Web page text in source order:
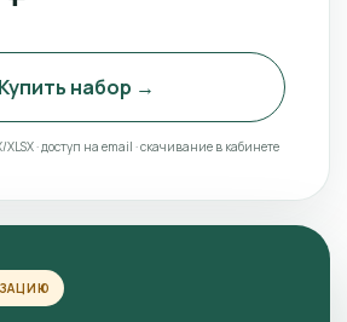
Купить набор →
· доступ на email · скачивание в кабинете